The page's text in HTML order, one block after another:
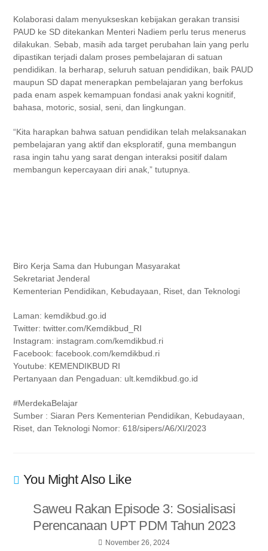
Kolaborasi dalam menyukseskan kebijakan gerakan transisi
PAUD ke SD ditekankan Menteri Nadiem perlu terus menerus
dilakukan. Sebab, masih ada target perubahan lain yang perlu
dipastikan terjadi dalam proses pembelajaran di satuan
pendidikan. Ia berharap, seluruh satuan pendidikan, baik PAUD
maupun SD dapat menerapkan pembelajaran yang berfokus
pada enam aspek kemampuan fondasi anak yakni kognitif,
bahasa, motoric, sosial, seni, dan lingkungan.
“Kita harapkan bahwa satuan pendidikan telah melaksanakan
pembelajaran yang aktif dan eksploratif, guna membangun
rasa ingin tahu yang sarat dengan interaksi positif dalam
membangun kepercayaan diri anak,” tutupnya.
Biro Kerja Sama dan Hubungan Masyarakat
Sekretariat Jenderal
Kementerian Pendidikan, Kebudayaan, Riset, dan Teknologi
Laman: kemdikbud.go.id
Twitter: twitter.com/Kemdikbud_RI
Instagram: instagram.com/kemdikbud.ri
Facebook: facebook.com/kemdikbud.ri
Youtube: KEMENDIKBUD RI
Pertanyaan dan Pengaduan: ult.kemdikbud.go.id
#MerdekaBelajar
Sumber : Siaran Pers Kementerian Pendidikan, Kebudayaan,
Riset, dan Teknologi Nomor: 618/sipers/A6/XI/2023
You Might Also Like
Saweu Rakan Episode 3: Sosialisasi
Perencanaan UPT PDM Tahun 2023
November 26, 2024